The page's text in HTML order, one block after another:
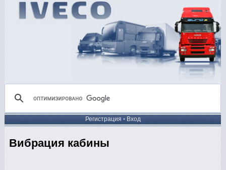
Регистрация • Вход
Вибрация кабины